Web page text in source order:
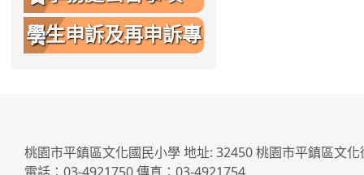
學生申訴及再申訴專
桃園市平鎮區文化國民小學 地址: 32450 桃園市平鎮區文